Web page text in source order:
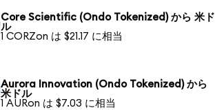
Core Scientific (Ondo Tokenized) から 米ド
ル
1 CORZon は $21.17 に相当
Aurora Innovation (Ondo Tokenized) から
米ドル
1 AURon は $7.03 に相当